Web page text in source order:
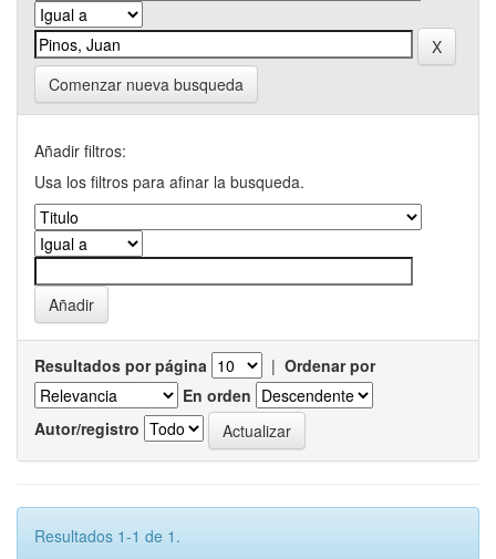
Comenzar nueva busqueda
Añadir filtros:
Usa los filtros para afinar la busqueda.
Resultados por página | Ordenar por
En orden
Autor/registro
Resultados 1-1 de 1.